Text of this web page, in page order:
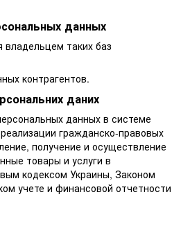
данных
владельцем таких баз
контрагентов.
даних
данных в системе
гражданско-правовых
получение и осуществление
товары и услуги в
кодексом Украины, Законом
учете и финансовой отчетности